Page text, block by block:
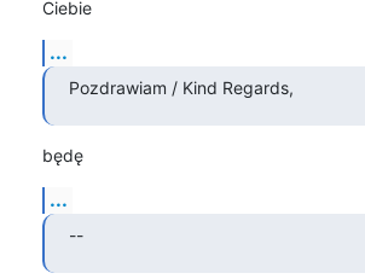
Ciebie
...
Pozdrawiam / Kind Regards,
będę
...
--